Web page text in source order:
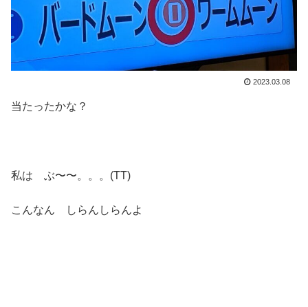
2023.03.08
当たったかな？
私は ぶ〜〜。。。(TT)
こんなん しらんしらんよ